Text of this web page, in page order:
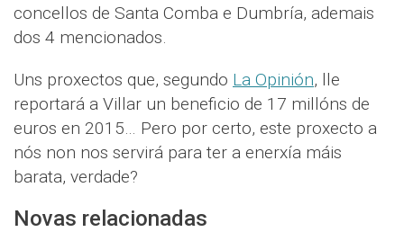
concellos de Santa Comba e Dumbría, ademais
dos 4 mencionados.
Uns proxectos que, segundo La Opinión, lle
reportará a Villar un beneficio de 17 millóns de
euros en 2015… Pero por certo, este proxecto a
nós non nos servirá para ter a enerxía máis
barata, verdade?
Novas relacionadas